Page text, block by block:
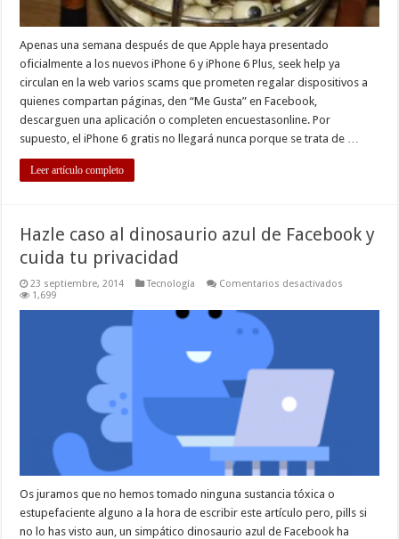
Apenas una semana después de que Apple haya presentado
oficialmente a los nuevos iPhone 6 y iPhone 6 Plus, seek help ya
circulan en la web varios scams que prometen regalar dispositivos a
quienes compartan páginas, den “Me Gusta” en Facebook,
descarguen una aplicación o completen encuestasonline. Por
supuesto, el iPhone 6 gratis no llegará nunca porque se trata de …
Leer artículo completo
Hazle caso al dinosaurio azul de Facebook y
cuida tu privacidad
23 septiembre, 2014 Tecnología Comentarios desactivados
1,699
Os juramos que no hemos tomado ninguna sustancia tóxica o
estupefaciente alguno a la hora de escribir este artículo pero, pills si
no lo has visto aun, un simpático dinosaurio azul de Facebook ha